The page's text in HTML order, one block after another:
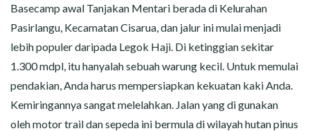
Basecamp awal Tanjakan Mentari berada di Kelurahan
Pasirlangu, Kecamatan Cisarua, dan jalur ini mulai menjadi
lebih populer daripada Legok Haji. Di ketinggian sekitar
1.300 mdpl, itu hanyalah sebuah warung kecil. Untuk memulai
pendakian, Anda harus mempersiapkan kekuatan kaki Anda.
Kemiringannya sangat melelahkan. Jalan yang di gunakan
oleh motor trail dan sepeda ini bermula di wilayah hutan pinus